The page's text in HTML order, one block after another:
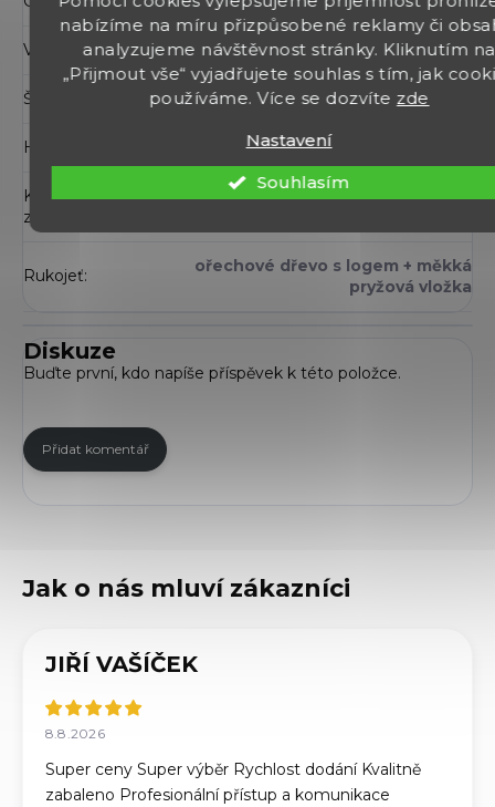
nabízíme na míru přizpůsobené reklamy či
analyzujeme návštěvnost stránky. Kliknutím na
„Přijmout vše“ vyjadřujete souhlas s tím, jak
používáme. Více se dozvíte zde
Nastavení
Souhlasím
Výška 159 mm
Šířka 32 mm
Hmotnost
Kapacita
zásobníku
8 nábojů
Rukojeť:
ořechové dřevo s logem + měkká
pryžová vložka
Diskuze
Buďte první, kdo napíše příspěvek k této položce.
Přidat komentář
JIŘÍ VAŠÍČEK
8.8.2026
Super ceny Super výběr Rychlost dodání Kvalitně
zabaleno Profesionální přístup a komunikace